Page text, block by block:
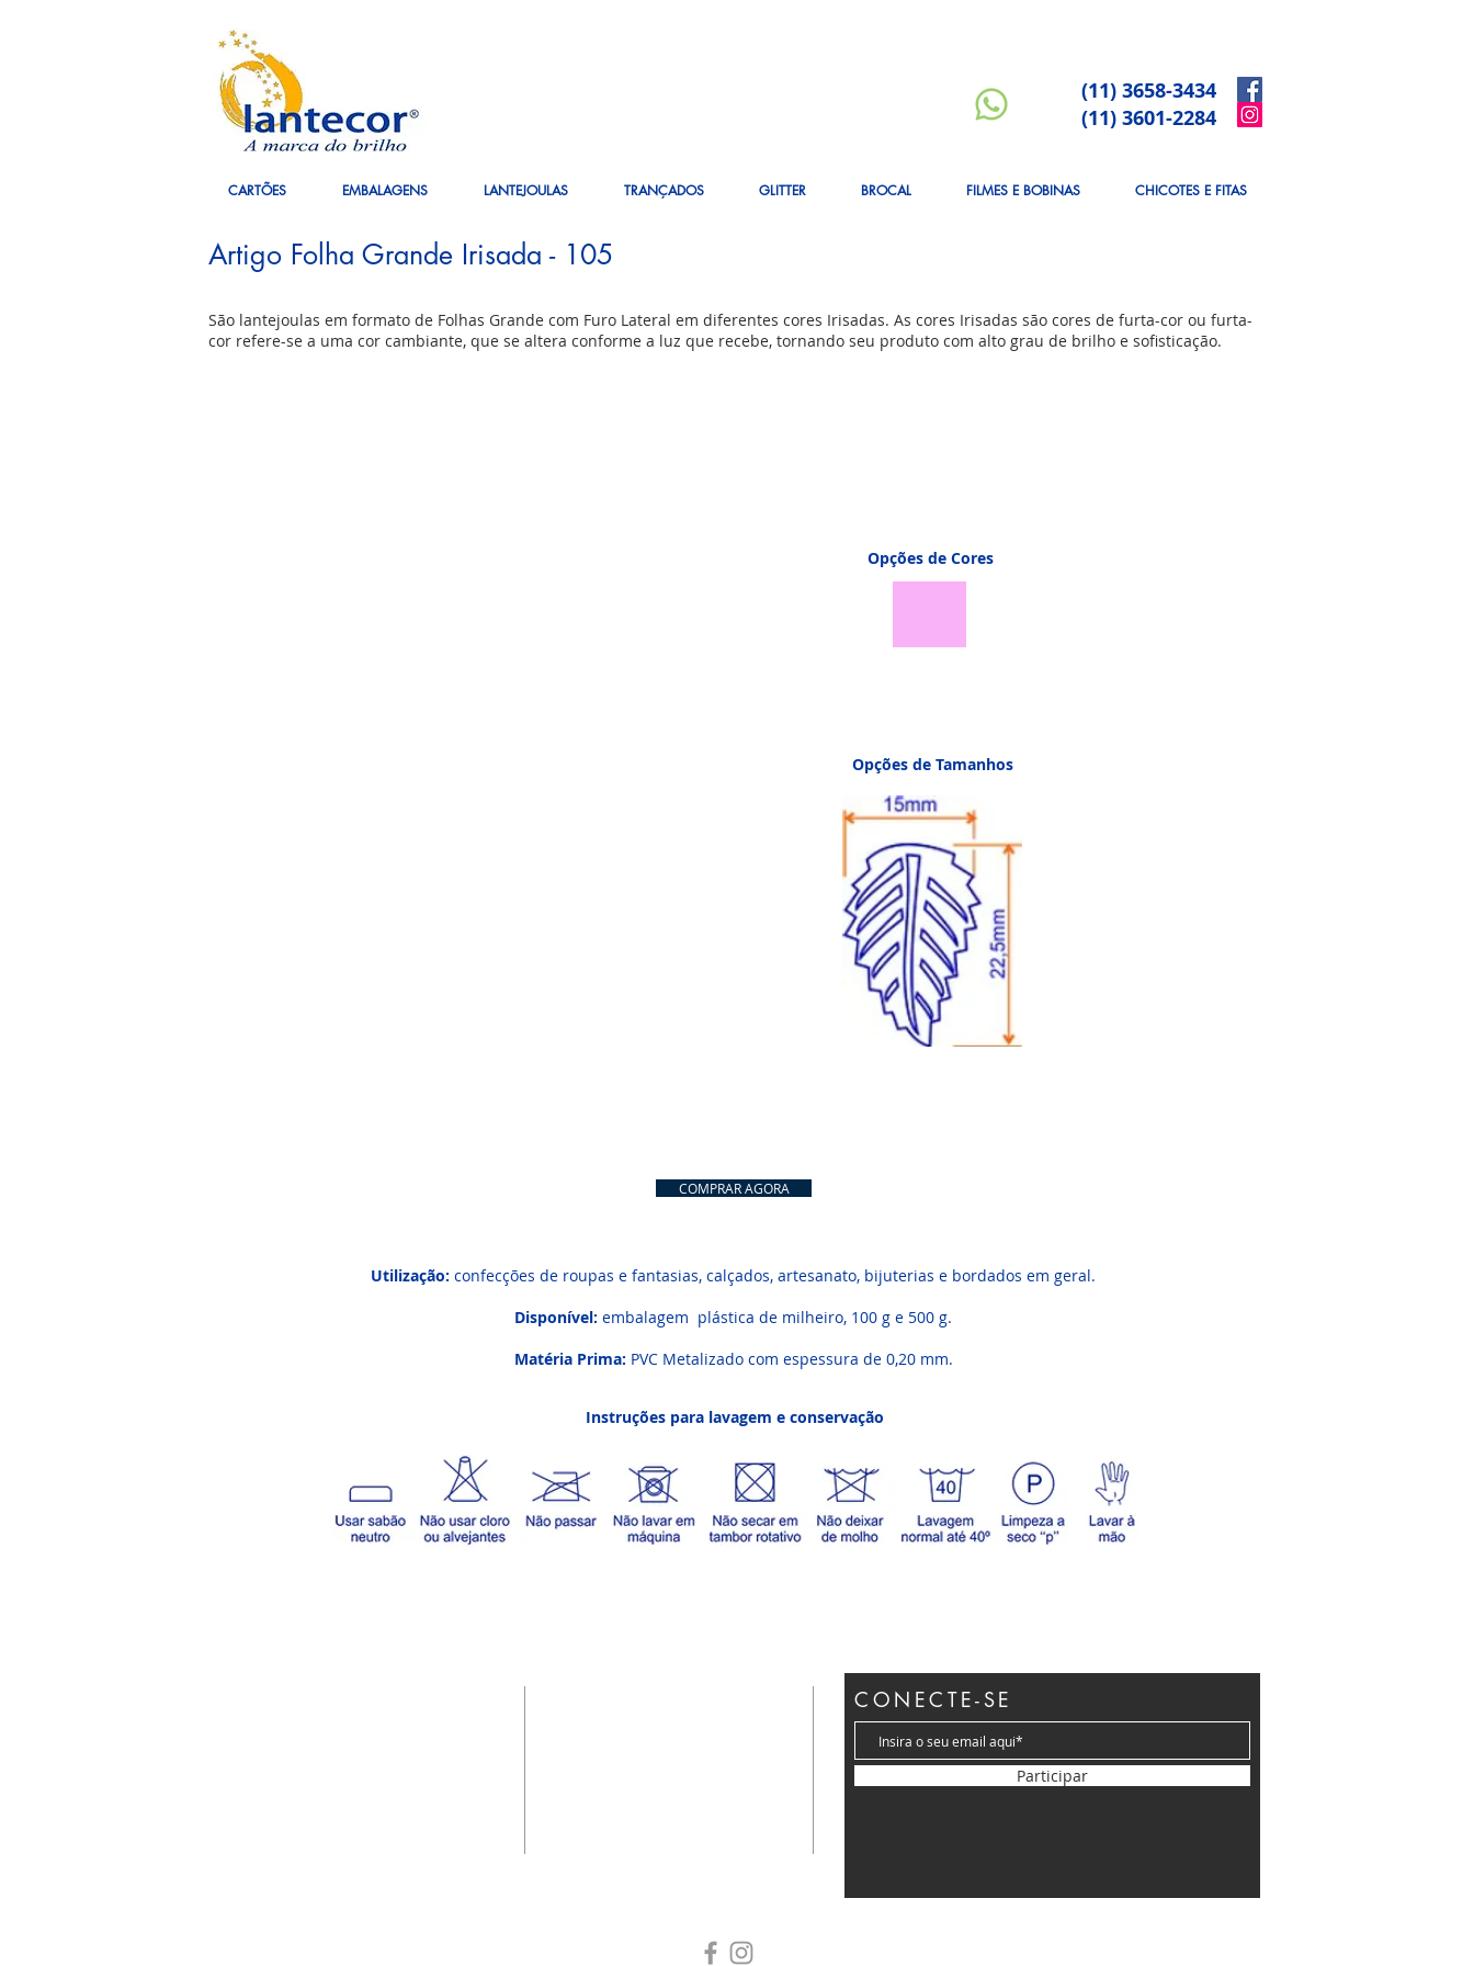
(11) 3658-3434
(11) 3601-2284
CARTÕES EMBALAGENS LANTEJOULAS TRANÇADOS GLITTER BROCAL FILMES E BOBINAS CHICOTES E FITAS
Artigo Folha Grande Irisada - 105
São lantejoulas em formato de Folhas Grande com Furo Lateral em diferentes cores Irisadas. As cores Irisadas são cores de furta-cor ou furta-
cor refere-se a uma cor cambiante, que se altera conforme a luz que recebe, tornando seu produto com alto grau de brilho e sofisticação.
Opções de Cores
Opções de Tamanhos
COMPRAR AGORA
Utilização: confecções de roupas e fantasias, calçados, artesanato, bijuterias e bordados em geral.
Disponível: embalagem plástica de milheiro, 100 g e 500 g.
Matéria Prima: PVC Metalizado com espessura de 0,20 mm.
Instruções para lavagem e conservação
CONECTE-SE
Participar